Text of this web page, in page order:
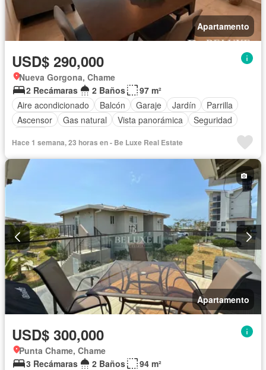
Apartamento
USD$ 290,000
Nueva Gorgona, Chame
2 Recámaras
2 Baños
97 m²
Aire acondicionado
Balcón Garaje Jardín
Parrilla
Ascensor
Gas natural Vista panorámica
Seguridad
Hace 1 semana, 23 horas en - Be Luxe Real Estate
Apartamento
USD$ 300,000
Punta Chame, Chame
3 Recámaras
2 Baños
94 m²